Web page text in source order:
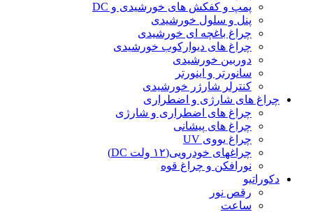
پمپ و کفکش های خورشیدی و DC
پنل و سلول خورشیدی
چراغ باغچه ای خورشیدی
چراغ های دیوارکوب خورشیدی
دوربین خورشیدی
سانورتر و اینورتر
کنترلر شارژر خورشیدی
چراغ های شارژی و اضطراری
چراغ های اضطراری و شارژی
چراغ های پیشانی
چراغ یووی UV
چراغهای خودرویی(۱۲ ولت DC)
نورافکن و چراغ قوه
دکوراتیو
رقص نور
ساعت